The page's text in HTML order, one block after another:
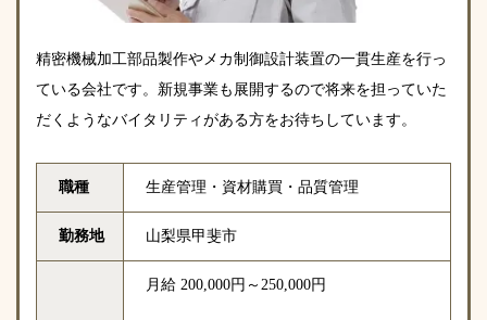
精密機械加工部品製作やメカ制御設計装置の一貫生産を行っ
ている会社です。新規事業も展開するので将来を担っていた
だくようなバイタリティがある方をお待ちしています。
職種 生産管理・資材購買・品質管理
勤務地 山梨県甲斐市
月給 200,000円～250,000円